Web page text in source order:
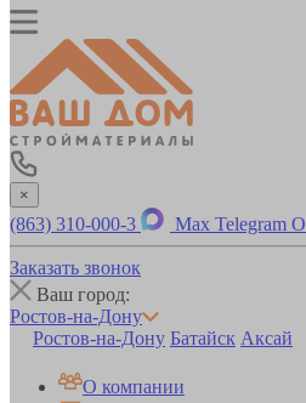
×
(863) 310-000-3 Max Telegram
Заказать звонок
Ваш город:
Ростов-на-Дону
Ростов-на-Дону Батайск Аксай
О компании